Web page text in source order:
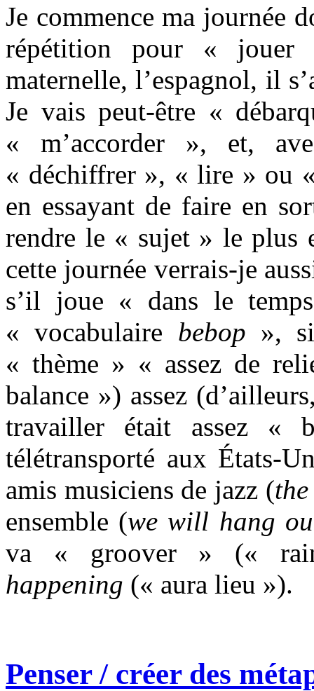
Je commence ma journée
répétition pour « jouer
maternelle, l’espagnol, il
Je vais peut-être «
« m’accorder », et,
« déchiffrer », « lire » ou
en essayant de faire en
rendre le « sujet » le plus
cette journée verrais-je
s’il joue « dans le
« vocabulaire bebop »,
« thème » « assez de
balance ») assez
travailler était assez «
télétransporté aux États-
amis musiciens de jazz (
ensemble (we will hang
va « groover » («
happening (« aura lieu »).
Penser / créer des